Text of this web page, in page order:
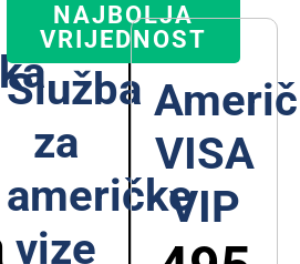
NAJBOLJA
VRIJEDNOST
Služba
za
američke
vize
VISA
VIP